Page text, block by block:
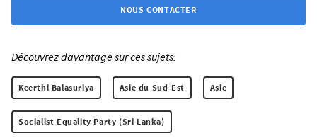
NOUS CONTACTER
Découvrez davantage sur ces sujets:
Keerthi Balasuriya Asie du Sud-Est Asie
Socialist Equality Party (Sri Lanka)